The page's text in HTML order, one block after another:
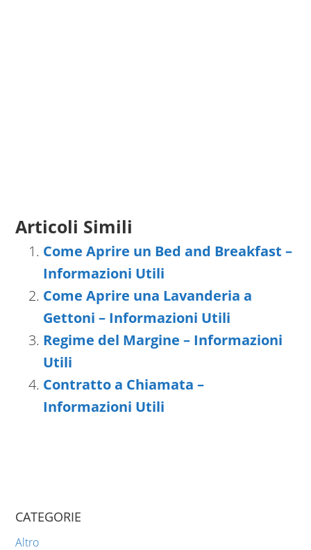
Articoli Simili
Come Aprire un Bed and Breakfast –
Informazioni Utili
Come Aprire una Lavanderia a
Gettoni – Informazioni Utili
Regime del Margine – Informazioni
Utili
Contratto a Chiamata –
Informazioni Utili
CATEGORIE
Altro